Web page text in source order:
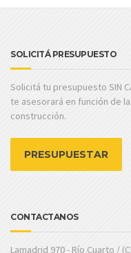
SOLICITÁ PRESUPUESTO
Solicitá tu presupuesto SIN
te asesorará en función de
construcción.
PRESUPUESTAR
CONTACTANOS
Lamadrid 970 - Río Cuarto /